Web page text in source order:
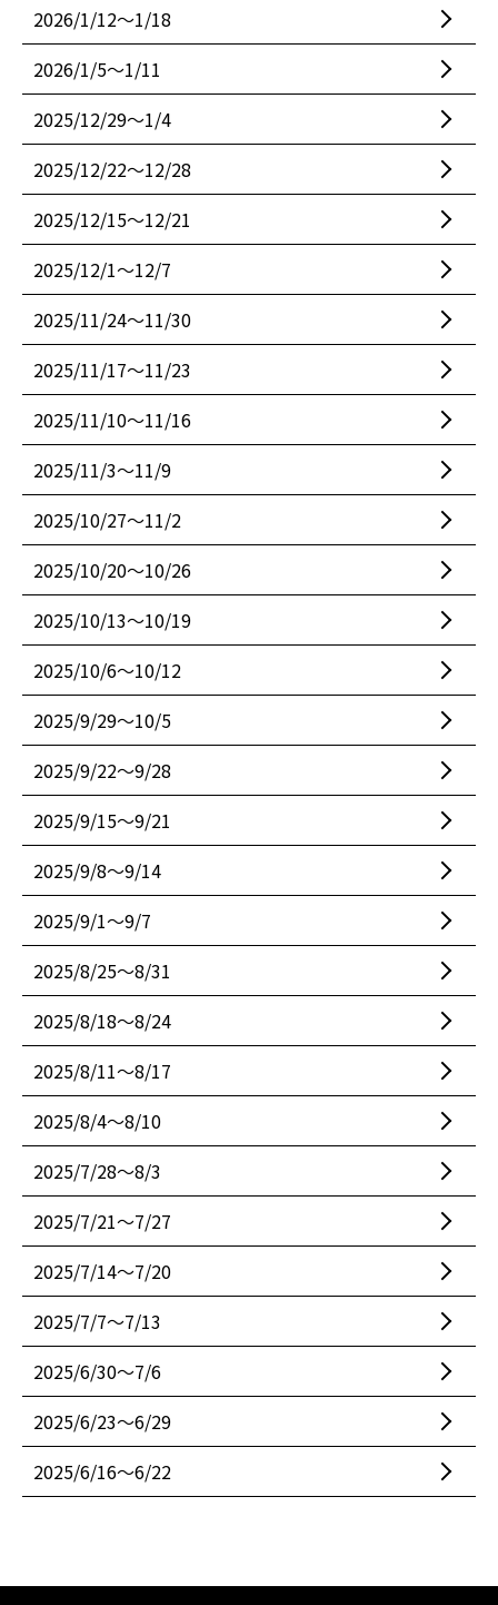
2026/1/12〜1/18
2026/1/5〜1/11
2025/12/29〜1/4
2025/12/22〜12/28
2025/12/15〜12/21
2025/12/1〜12/7
2025/11/24〜11/30
2025/11/17〜11/23
2025/11/10〜11/16
2025/11/3〜11/9
2025/10/27〜11/2
2025/10/20〜10/26
2025/10/13〜10/19
2025/10/6〜10/12
2025/9/29〜10/5
2025/9/22〜9/28
2025/9/15〜9/21
2025/9/8〜9/14
2025/9/1〜9/7
2025/8/25〜8/31
2025/8/18〜8/24
2025/8/11〜8/17
2025/8/4〜8/10
2025/7/28〜8/3
2025/7/21〜7/27
2025/7/14〜7/20
2025/7/7〜7/13
2025/6/30〜7/6
2025/6/23〜6/29
2025/6/16〜6/22